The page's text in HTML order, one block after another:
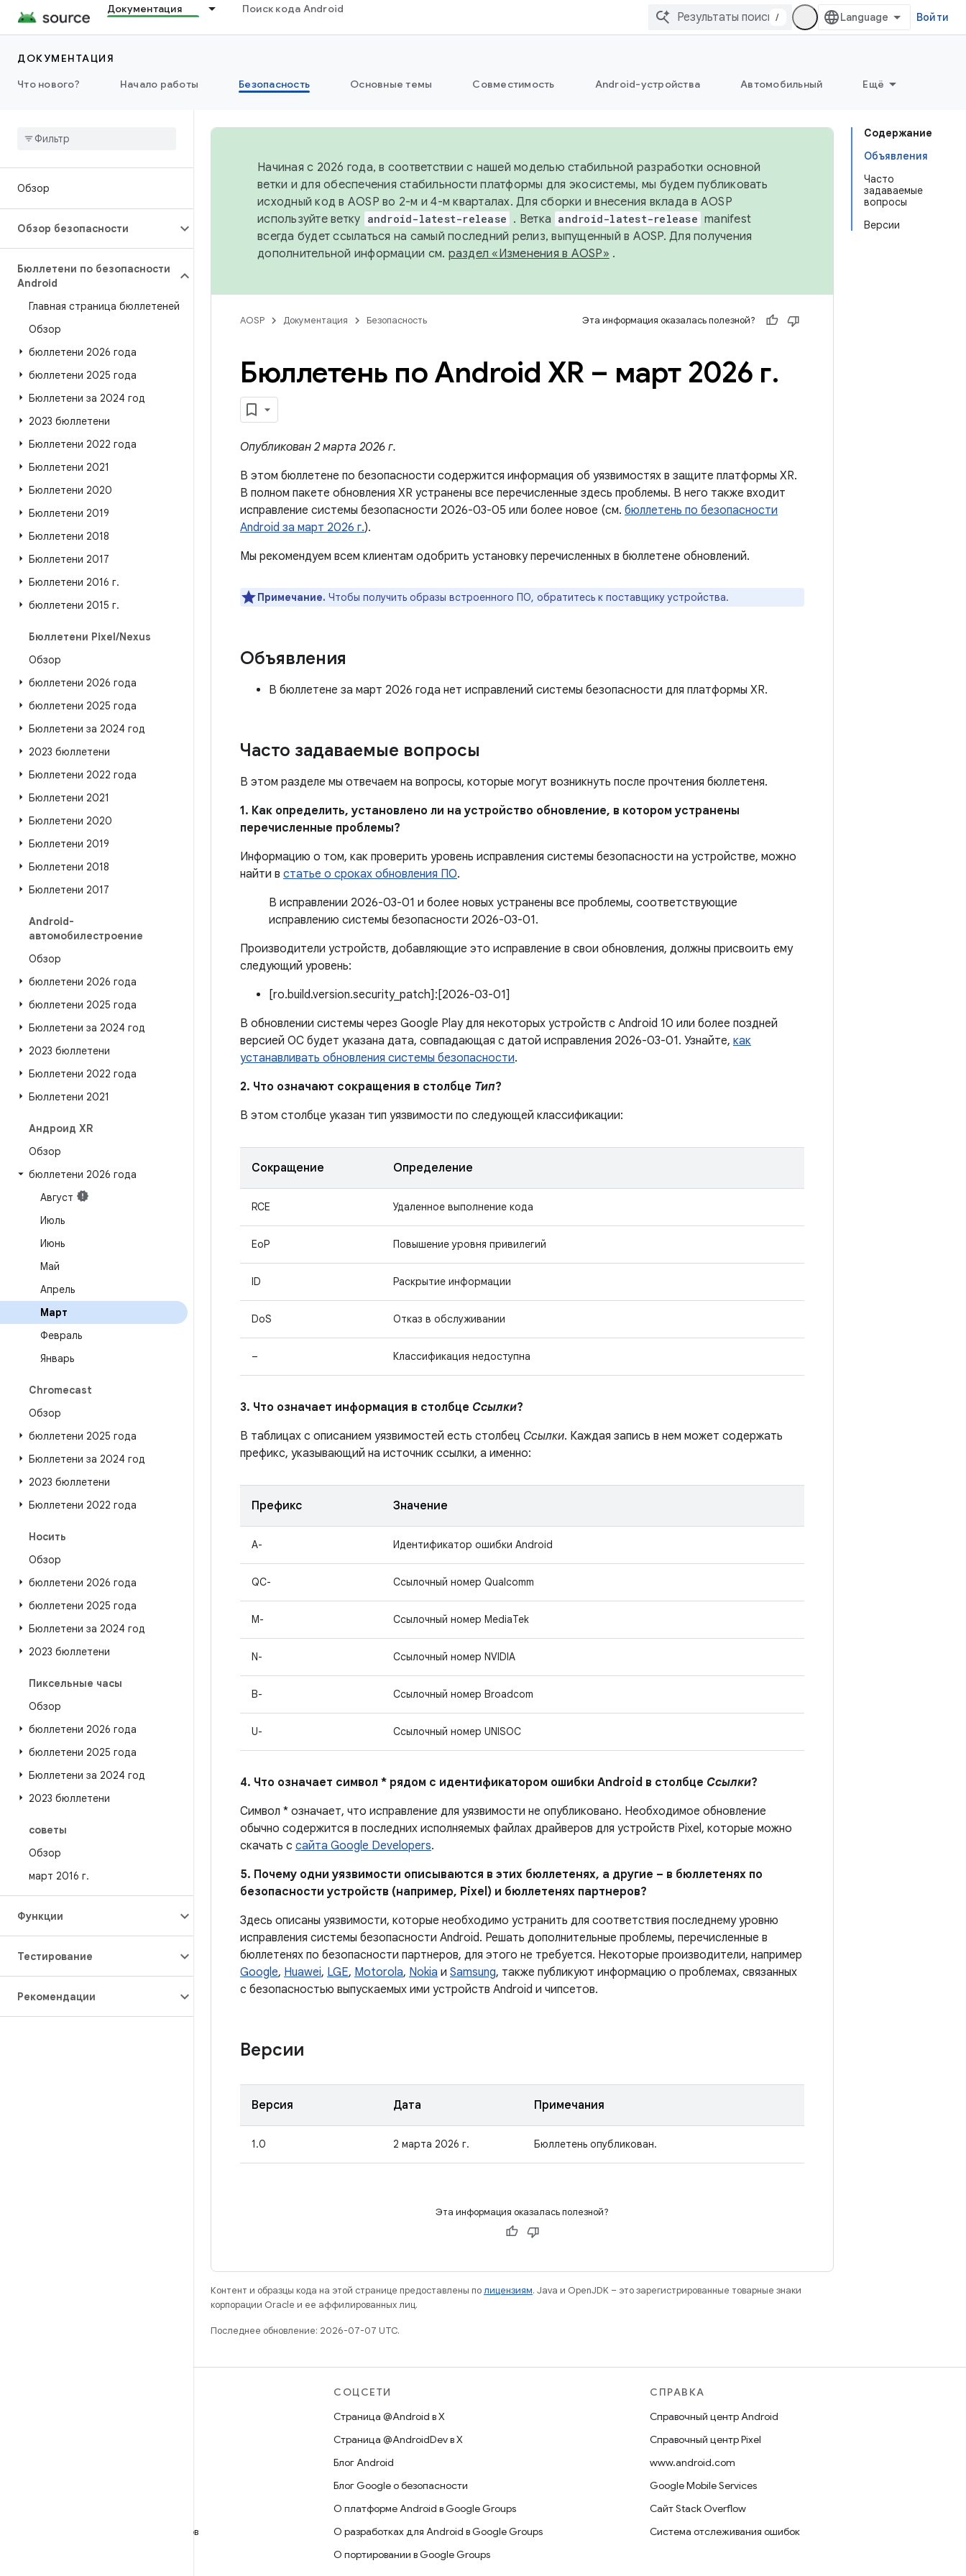
Документация Поиск кода Android
/ Войти
ДОКУМЕНТАЦИЯ
Что нового?
Начало работы Безопасность Основные темы Совместимость Android-устройства Автомобильный Ещё
Обзор
Обзор безопасности
Бюллетени по безопасности
Android
Главная страница бюллетеней
Обзор
бюллетени 2026 года
бюллетени 2025 года
Бюллетени за 2024 год
2023 бюллетени
Бюллетени 2022 года
Бюллетени 2021
Бюллетени 2020
Бюллетени 2019
Бюллетени 2018
Бюллетени 2017
Бюллетени 2016 г.
бюллетени 2015 г.
Бюллетени Pixel/Nexus
Обзор
бюллетени 2026 года
бюллетени 2025 года
Бюллетени за 2024 год
2023 бюллетени
Бюллетени 2022 года
Бюллетени 2021
Бюллетени 2020
Бюллетени 2019
Бюллетени 2018
Бюллетени 2017
Android-
автомобилестроение
Обзор
бюллетени 2026 года
бюллетени 2025 года
Бюллетени за 2024 год
2023 бюллетени
Бюллетени 2022 года
Бюллетени 2021
Андроид XR
Обзор
бюллетени 2026 года
Август
Июль
Июнь
Май
Апрель
Март
Февраль
Январь
Chromecast
Обзор
бюллетени 2025 года
Бюллетени за 2024 год
2023 бюллетени
Бюллетени 2022 года
Носить
Обзор
бюллетени 2026 года
бюллетени 2025 года
Бюллетени за 2024 год
2023 бюллетени
Пиксельные часы
Обзор
бюллетени 2026 года
бюллетени 2025 года
Бюллетени за 2024 год
2023 бюллетени
советы
Обзор
март 2016 г.
Функции
Тестирование
Рекомендации
Содержание
Объявления
Часто
задаваемые
вопросы
Версии
Начиная с 2026 года, в соответствии с нашей моделью стабильной разработки основной
ветки и для обеспечения стабильности платформы для экосистемы, мы будем публиковать
исходный код в AOSP во 2-м и 4-м кварталах. Для сборки и внесения вклада в AOSP
используйте ветку android-latest-release . Ветка android-latest-release manifest
всегда будет ссылаться на самый последний релиз, выпущенный в AOSP. Для получения
дополнительной информации см. раздел «Изменения в AOSP» .
AOSP Документация Безопасность Эта информация оказалась полезной?
Бюллетень по Android XR – март 2026 г.
Опубликован 2 марта 2026 г.
В этом бюллетене по безопасности содержится информация об уязвимостях в защите платформы XR.
В полном пакете обновления XR устранены все перечисленные здесь проблемы. В него также входит
исправление системы безопасности 2026-03-05 или более новое (см. бюллетень по безопасности
Android за март 2026 г.).
Мы рекомендуем всем клиентам одобрить установку перечисленных в бюллетене обновлений.
Примечание. Чтобы получить образы встроенного ПО, обратитесь к поставщику устройства.
Объявления
В бюллетене за март 2026 года нет исправлений системы безопасности для платформы XR.
Часто задаваемые вопросы
В этом разделе мы отвечаем на вопросы, которые могут возникнуть после прочтения бюллетеня.
1. Как определить, установлено ли на устройство обновление, в котором устранены
перечисленные проблемы?
Информацию о том, как проверить уровень исправления системы безопасности на устройстве, можно
найти в статье о сроках обновления ПО.
В исправлении 2026-03-01 и более новых устранены все проблемы, соответствующие
исправлению системы безопасности 2026-03-01.
Производители устройств, добавляющие это исправление в свои обновления, должны присвоить ему
следующий уровень:
[ro.build.version.security_patch]:[2026-03-01]
В обновлении системы через Google Play для некоторых устройств с Android 10 или более поздней
версией ОС будет указана дата, совпадающая с датой исправления 2026-03-01. Узнайте, как
устанавливать обновления системы безопасности.
2. Что означают сокращения в столбце Тип?
В этом столбце указан тип уязвимости по следующей классификации:
Сокращение Определение
RCE Удаленное выполнение кода
EoP Повышение уровня привилегий
ID Раскрытие информации
DoS Отказ в обслуживании
– Классификация недоступна
3. Что означает информация в столбце Ссылки?
В таблицах с описанием уязвимостей есть столбец Ссылки. Каждая запись в нем может содержать
префикс, указывающий на источник ссылки, а именно:
Префикс Значение
A- Идентификатор ошибки Android
QC- Ссылочный номер Qualcomm
M- Ссылочный номер MediaTek
N- Ссылочный номер NVIDIA
B- Ссылочный номер Broadcom
U- Ссылочный номер UNISOC
4. Что означает символ * рядом с идентификатором ошибки Android в столбце Ссылки?
Символ * означает, что исправление для уязвимости не опубликовано. Необходимое обновление
обычно содержится в последних исполняемых файлах драйверов для устройств Pixel, которые можно
скачать с сайта Google Developers.
5. Почему одни уязвимости описываются в этих бюллетенях, а другие – в бюллетенях по
безопасности устройств (например, Pixel) и бюллетенях партнеров?
Здесь описаны уязвимости, которые необходимо устранить для соответствия последнему уровню
исправления системы безопасности Android. Решать дополнительные проблемы, перечисленные в
бюллетенях по безопасности партнеров, для этого не требуется. Некоторые производители, например
Google, Huawei, LGE, Motorola, Nokia и Samsung, также публикуют информацию о проблемах, связанных
с безопасностью выпускаемых ими устройств Android и чипсетов.
Версии
Версия Дата Примечания
1.0 2 марта 2026 г. Бюллетень опубликован.
Эта информация оказалась полезной?
Контент и образцы кода на этой странице предоставлены полицензиям. Java и OpenJDK – это зарегистрированные товарные знаки
корпорации Oracle и ее аффилированных лиц.
Последнее обновление: 2026-07-07 UTC.
Драйверы в виде исполняемых файлов
СОЦСЕТИ
Страница @Android в X
Страница @AndroidDev в X
Блог Android
Блог Google о безопасности
О платформе Android в Google Groups
О разработках для Android в Google Groups
О портировании в Google Groups
СПРАВКА
Справочный центр Android
Справочный центр Pixel
www.android.com
Google Mobile Services
Сайт Stack Overflow
Система отслеживания ошибок